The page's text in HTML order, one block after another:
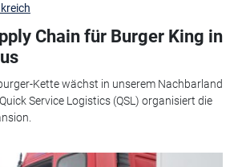
Chain für Burger King in
Kette wächst in unserem Nachbarland
Service Logistics (QSL) organisiert die